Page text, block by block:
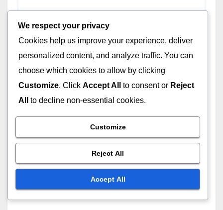
Name*
We respect your privacy
Cookies help us improve your experience, deliver
personalized content, and analyze traffic. You can
choose which cookies to allow by clicking
Customize. Click Accept All to consent or Reject
All
to decline non-essential cookies.
Customize
Reject All
Accept All